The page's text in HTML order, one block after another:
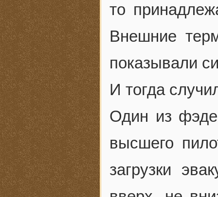
то
Внешние
показывали
И тогда
Один из
высшего
загрузки